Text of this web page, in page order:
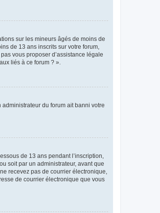
sur les mineurs âgés de moins de
de 13 ans inscrits sur votre forum,
vous proposer d’assistance légale
liés à ce forum ? ».
du forum ait banni votre
de 13 ans pendant l’inscription,
soit par un administrateur, avant que
recevez pas de courrier électronique,
de courrier électronique que vous